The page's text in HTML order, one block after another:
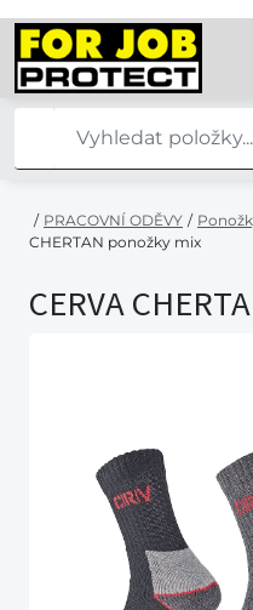
/ PRACOVNÍ ODĚVY /
CHERTAN ponožky mix
CERVA